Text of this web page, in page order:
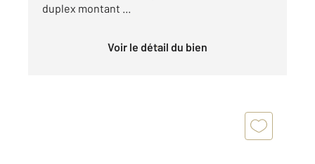
duplex montant ...
Voir le détail du bien